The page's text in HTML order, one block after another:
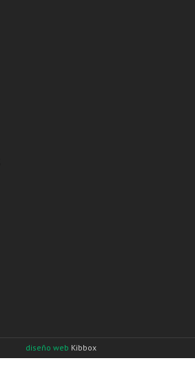
diseño web Kibbox